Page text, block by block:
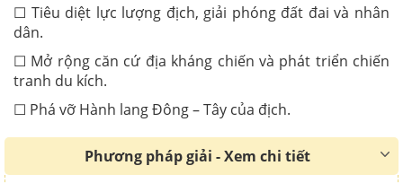
☐ Tiêu diệt lực lượng địch, giải phóng đất đai và nhân
dân.
☐ Mở rộng căn cứ địa kháng chiến và phát triển chiến
tranh du kích.
☐ Phá vỡ Hành lang Đông – Tây của địch.
Phương pháp giải - Xem chi tiết